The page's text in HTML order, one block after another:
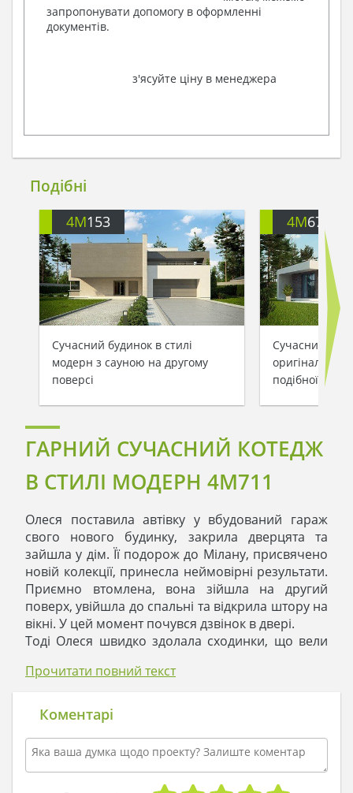
запропонувати допомогу в оформленні
документів.
з'ясуйте ціну в менеджера
Подібні
4M153
Сучасний будинок в стилі
модерн з сауною на другому
поверсі
4M675
Сучасний
подібної
ГАРНИЙ СУЧАСНИЙ КОТЕДЖ
В СТИЛІ МОДЕРН 4M711
Олеся поставила автівку у вбудований гараж
свого нового будинку, закрила дверцята та
зайшла у дім. Її подорож до Мілану, присвячено
новій колекції, принесла неймовірні результати.
Приємно втомлена, вона зійшла на другий
поверх, увійшла до спальні та відкрила штору на
вікні. У цей момент почувся дзвінок в двері.
Тоді Олеся швидко здолала сходинки, що вели
побачивши за ними Петра.
– Ти знаєш, як я вподобав модерн в
архітектурі.
То проходь, не стій у дверях, - запросила
Олеся.
Звісно, я знав, який у тебе ідеальний смак,
Прочитати повний текст
Коментарі